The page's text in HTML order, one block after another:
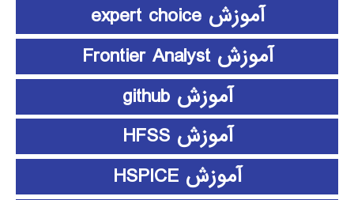
آموزش expert choice
آموزش Frontier Analyst
آموزش github
آموزش HFSS
آموزش HSPICE